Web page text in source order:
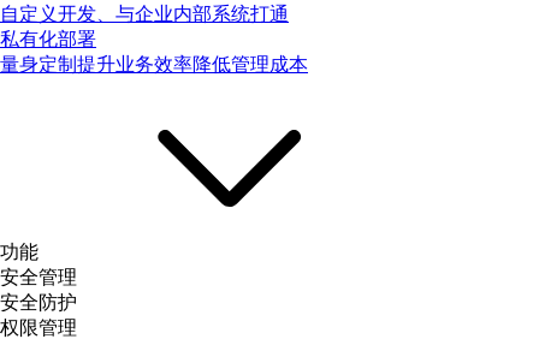
自定义开发、与企业内部系统打通
私有化部署
量身定制提升业务效率降低管理成本
功能
安全管理
安全防护
权限管理